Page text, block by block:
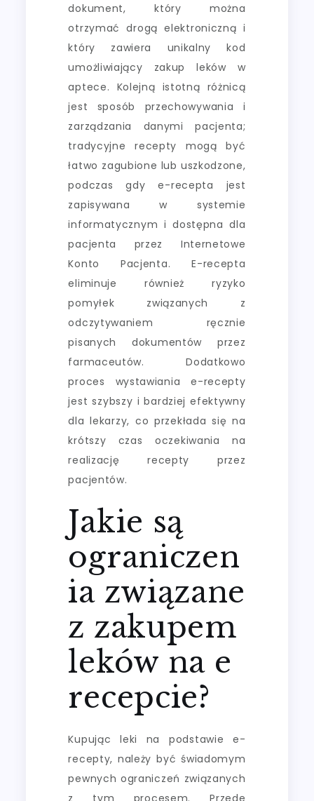
dokument, który można
otrzymać drogą elektroniczną i
który zawiera unikalny kod
umożliwiający zakup leków w
aptece. Kolejną istotną różnicą
jest sposób przechowywania i
zarządzania danymi pacjenta;
tradycyjne recepty mogą być
łatwo zagubione lub uszkodzone,
podczas gdy e-recepta jest
zapisywana w systemie
informatycznym i dostępna dla
pacjenta przez Internetowe
Konto Pacjenta. E-recepta
eliminuje również ryzyko
pomyłek związanych z
odczytywaniem ręcznie
pisanych dokumentów przez
farmaceutów. Dodatkowo
proces wystawiania e-recepty
jest szybszy i bardziej efektywny
dla lekarzy, co przekłada się na
krótszy czas oczekiwania na
realizację recepty przez
pacjentów.
Jakie są
ograniczen
ia związane
z zakupem
leków na e
recepcie?
Kupując leki na podstawie e-
recepty, należy być świadomym
pewnych ograniczeń związanych
z tym procesem. Przede